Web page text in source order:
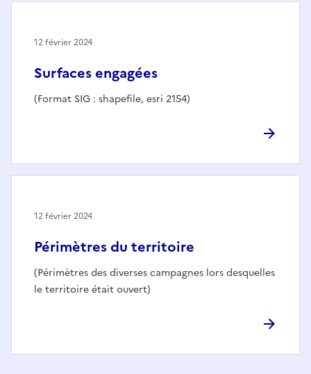
Surfaces engagées
(Format SIG : shapefile, esri 2154)
12 février 2024
Périmètres du territoire
(Périmètres des diverses campagnes lors desquelles
le territoire était ouvert)
12 février 2024